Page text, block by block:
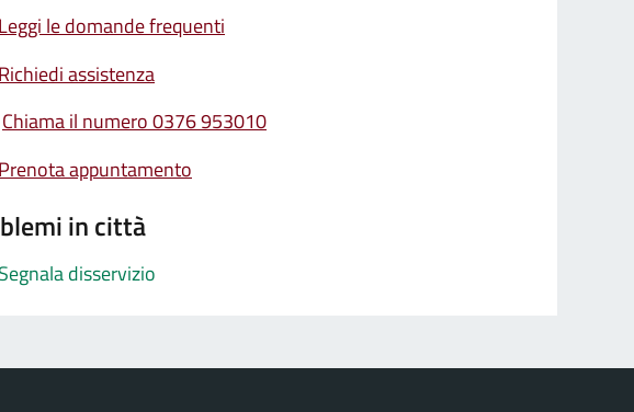
Leggi le domande frequenti
Richiedi assistenza
Chiama il numero 0376 953010
Prenota appuntamento
in città
Segnala disservizio